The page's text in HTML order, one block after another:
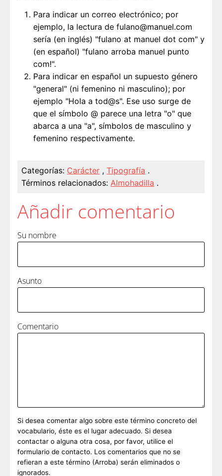
Para indicar un correo electrónico; por
ejemplo, la lectura de fulano@manuel.com
sería (en inglés) "fulano at manuel dot com" y
(en español) "fulano arroba manuel punto
com!".
Para indicar en español un supuesto género
"general" (ni femenino ni masculino); por
ejemplo "Hola a tod@s". Ese uso surge de
que el símbolo @ parece una letra "o" que
abarca a una "a", símbolos de masculino y
femenino respectivamente.
Categorías: Carácter , Tipografía .
Términos relacionados: Almohadilla .
Añadir comentario
Su nombre
Asunto
Comentario
Si desea comentar algo sobre este término concreto del
vocabulario, éste es el lugar adecuado. Si desea
contactar o alguna otra cosa, por favor, utilice el
formulario de contacto. Los comentarios que no se
refieran a este término (Arroba) serán eliminados o
ignorados.